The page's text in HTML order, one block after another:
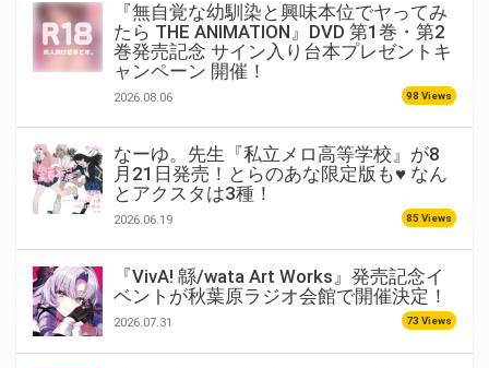
『無自覚な幼馴染と興味本位でヤってみ
たら THE ANIMATION』DVD 第1巻・第2
巻発売記念 サイン入り台本プレゼントキ
ャンペーン 開催！
2026.08.06 98 Views
なーゆ。先生『私立メロ高等学校』が8
月21日発売！とらのあな限定版も♥ なん
とアクスタは3種！
2026.06.19 85 Views
『VivA! 緜/wata Art Works』発売記念イ
ベントが秋葉原ラジオ会館で開催決定！
2026.07.31 73 Views